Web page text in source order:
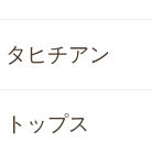
タヒチアン
トップス